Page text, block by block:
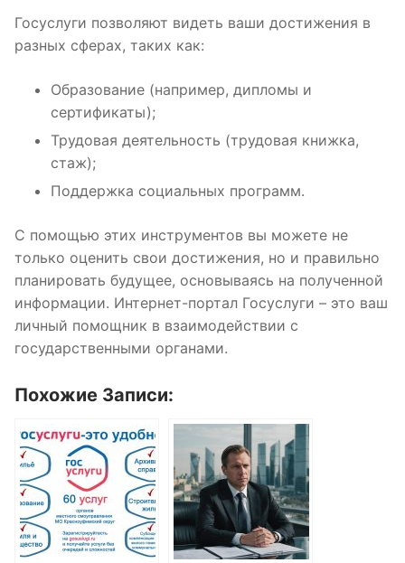
Госуслуги позволяют видеть ваши достижения в
разных сферах, таких как:
Образование (например, дипломы и
сертификаты);
Трудовая деятельность (трудовая книжка,
стаж);
Поддержка социальных программ.
С помощью этих инструментов вы можете не
только оценить свои достижения, но и правильно
планировать будущее, основываясь на полученной
информации. Интернет-портал Госуслуги – это ваш
личный помощник в взаимодействии с
государственными органами.
Похожие Записи: